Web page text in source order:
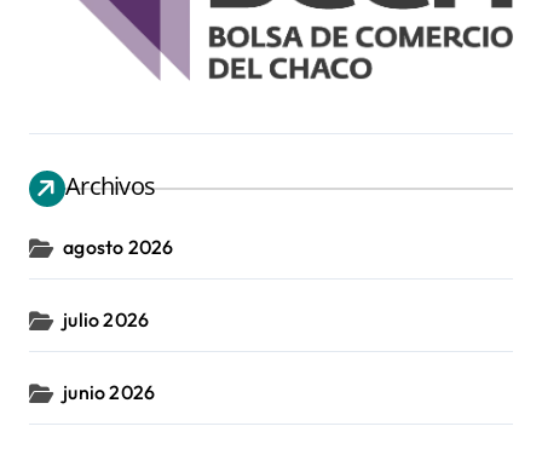
Archivos
agosto 2026
julio 2026
junio 2026